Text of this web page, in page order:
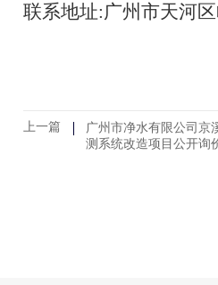
联系地址:广州市天河
上一篇
广州市净水有限公司京
测系统改造项目公开询